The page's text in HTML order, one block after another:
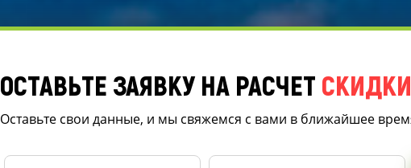
ОСТАВЬТЕ ЗАЯВКУ НА РАСЧЕТ СКИДКИ
Оставьте свои данные, и мы свяжемся с вами в ближайшее